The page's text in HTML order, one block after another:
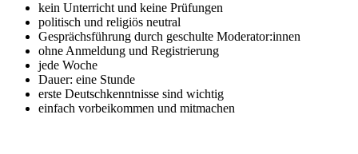
kein Unterricht und keine Prüfungen
politisch und religiös neutral
Gesprächsführung durch geschulte Moderator:innen
ohne Anmeldung und Registrierung
jede Woche
Dauer: eine Stunde
erste Deutschkenntnisse sind wichtig
einfach vorbeikommen und mitmachen